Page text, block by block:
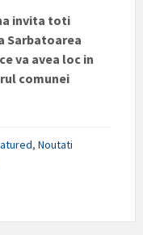
invita toti
Sarbatoarea
va avea loc in
comunei
, Noutati